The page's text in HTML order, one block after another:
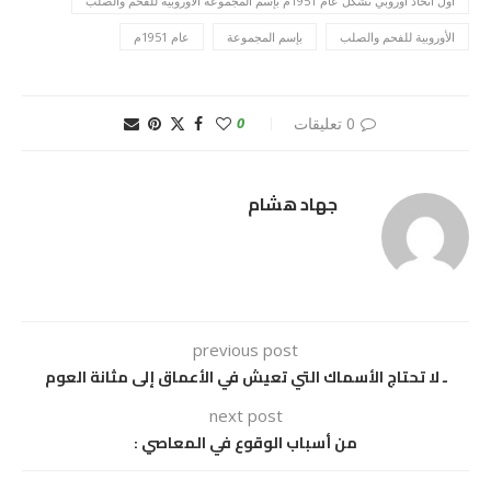
الأوروبية للفحم والصلب بإسم المجموعة عام 1951م
0 تعليقات 0
جهاد هشام
previous post
ـ لا تحتاج الأسماك التي تعيش في الأعماق إلى مثانة العوم
next post
من أسباب الوقوع في المعاصي :